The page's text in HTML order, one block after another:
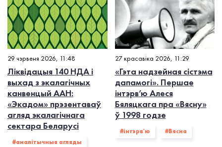
29 чэрвеня 2026, 11:48
Ліквідацыя 140 НДА і
выхад з экалагiчных
канвенцый ААН:
«Экадом» прэзентаваў
агляд экалагічнага
сектара Беларусі
#аналітычныя агляды
27 красавіка 2026, 11:29
«Гэта надзейная сістэма
дапамогі». Першае
інтэрв’ю Алеся
Бяляцкага пра «Вясну»
ў 1998 годзе
#інтэрв'ю #Вясна